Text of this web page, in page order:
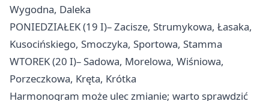
Wygodna, Daleka
PONIEDZIAŁEK (19 I)– Zacisze, Strumykowa, Łasaka,
Kusocińskiego, Smoczyka, Sportowa, Stamma
WTOREK (20 I)– Sadowa, Morelowa, Wiśniowa,
Porzeczkowa, Kręta, Krótka
Harmonogram może ulec zmianie; warto sprawdzić